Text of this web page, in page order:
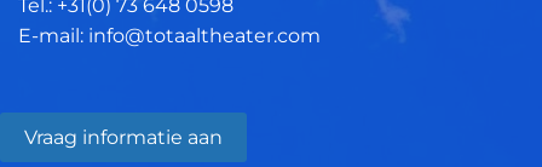
Tel.: +31(0) 73 648 0598
E-mail: info@totaaltheater.com
Vraag informatie aan